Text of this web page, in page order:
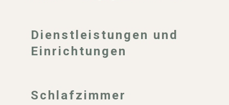
Dienstleistungen und
Einrichtungen
Schlafzimmer